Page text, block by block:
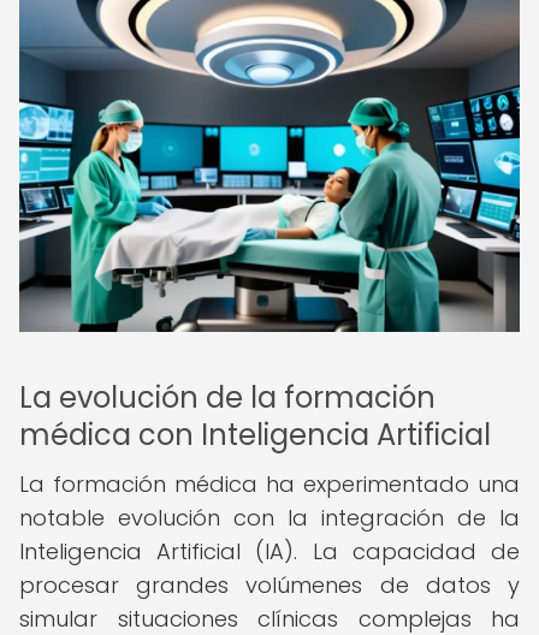
La evolución de la formación
médica con Inteligencia Artificial
La formación médica ha experimentado una
notable evolución con la integración de la
Inteligencia Artificial (IA). La capacidad de
procesar grandes volúmenes de datos y
simular situaciones clínicas complejas ha